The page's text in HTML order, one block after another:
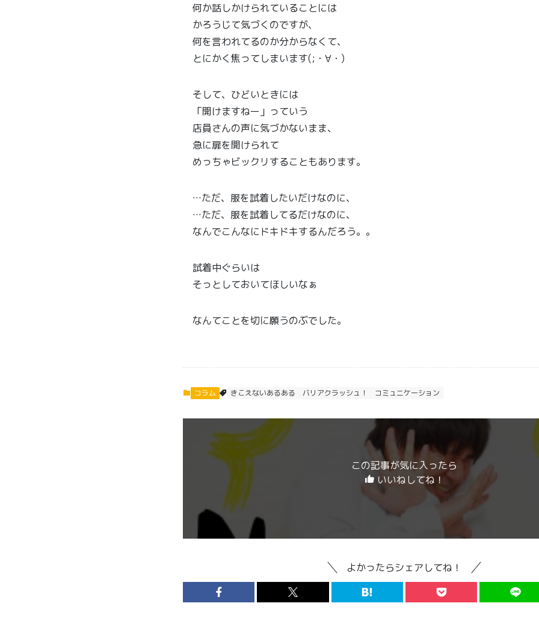
何か話しかけられていることには
かろうじて気づくのですが、
何を言われてるのか分からなくて、
とにかく焦ってしまいます(;・∀・)
そして、ひどいときには
「開けますねー」っていう
店員さんの声に気づかないまま、
急に扉を開けられて
めっちゃビックリすることもあります。
…ただ、服を試着したいだけなのに、
…ただ、服を試着してるだけなのに、
なんでこんなにドキドキするんだろう。。
試着中ぐらいは
そっとしておいてほしいなぁ
なんてことを切に願うのぶでした。
コラム きこえないあるある バリアクラッシュ！ コミュニケーション
この記事が気に入ったら
いいねしてね！
よかったらシェアしてね！